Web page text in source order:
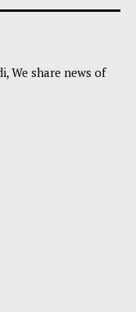
We share news of